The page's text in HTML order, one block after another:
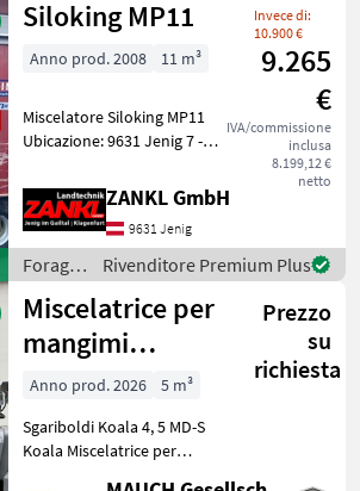
Paese Filtri
Mostra
280
risultati
Siloking MP11
Invece di:
10.900 €
9.265
€
IVA/commissione
inclusa
8.199,12 €
netto
Anno prod. 2008 11 m³
Miscelatore Siloking MP11
Ubicazione: 9631 Jenig 7 -
Capacità 11 m³ - Altezza
totale 265 cm - Nastro
trasportatore trasversale
anterior
ZANKL GmbH
9631 Jenig
Foraggiamento
/
Siloking
Rivenditore Premium Plus
Miscelatrice per
mangimi
Sgariboldi Koala
4,5 MD-S
Prezzo
su
richiesta
Anno prod. 2026
5 m³
Sgariboldi Koala 4, 5 MD-S
Koala Miscelatrice per